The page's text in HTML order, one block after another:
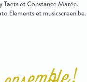
Taets et Constance Marée.
Elements et musicscreen.be.